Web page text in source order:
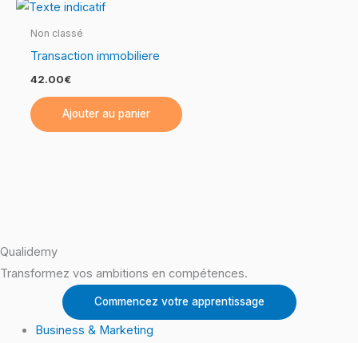
Non classé
Transaction immobiliere
42.00€
Ajouter au panier
Qualidemy
Transformez vos ambitions en compétences.
Commencez votre apprentissage
Business & Marketing